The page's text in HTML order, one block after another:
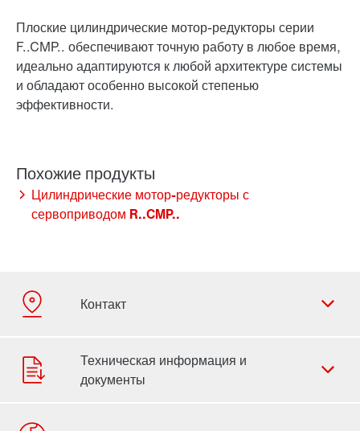
Плоские цилиндрические мотор-редукторы серии
F..CMP.. обеспечивают точную работу в любое время,
идеально адаптируются к любой архитектуре системы
и обладают особенно высокой степенью
эффективности.
Цилиндрические мотор-редукторы с
сервоприводом R..CMP..